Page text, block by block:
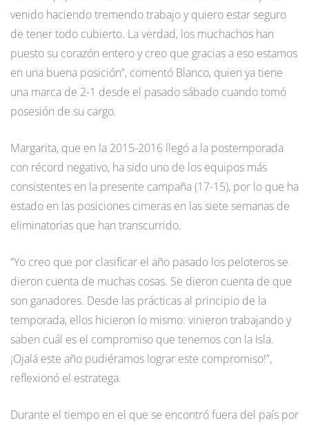
venido haciendo tremendo trabajo y quiero estar seguro
de tener todo cubierto. La verdad, los muchachos han
puesto su corazón entero y creo que gracias a eso estamos
en una buena posición”, comentó Blanco, quien ya tiene
una marca de 2-1 desde el pasado sábado cuando tomó
posesión de su cargo.
Margarita, que en la 2015-2016 llegó a la postemporada
con récord negativo, ha sido uno de los equipos más
consistentes en la presente campaña (17-15), por lo que ha
estado en las posiciones cimeras en las siete semanas de
eliminatorias que han transcurrido.
“Yo creo que por clasificar el año pasado los peloteros se
dieron cuenta de muchas cosas. Se dieron cuenta de que
son ganadores. Desde las prácticas al principio de la
temporada, ellos hicieron lo mismo: vinieron trabajando y
saben cuál es el compromiso que tenemos con la Isla.
¡Ojalá este año pudiéramos lograr este compromiso!”,
reflexionó el estratega.
Durante el tiempo en el que se encontró fuera del país por